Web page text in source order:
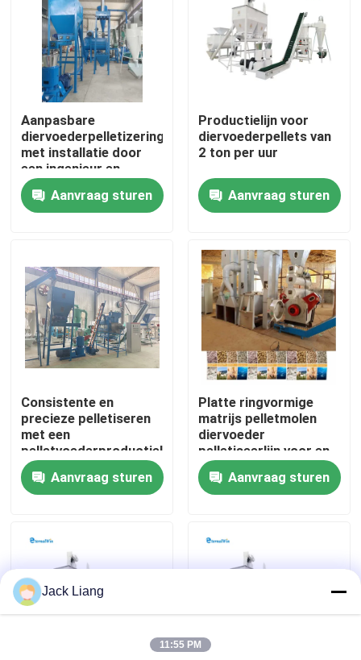
Thuis
VR-show
Over ons
Fabrieksreis
Kwaliteitscontrole
Contacteer ons
Vraag een offerte aan
De Machine van de korrelmolen
Aanpasbare
diervoederpelletizeringslijn
met installatie door
een ingenieur en
380V/50Hz/3fase
stroomvoorziening
Aanvraag sturen
Productielijn voor
diervoederpellets van
2 ton per uur
Aanvraag sturen
Consistente en
precieze pelletiseren
met een
pelletvoederproductielijn
met een capaciteit van
1-20t/uAanvraag sturen
Platte ringvormige
matrijs pelletmolen
diervoeder
pelletiseerlijn voor en
ingenieursgids
installatieAanvraag sturen
Jack Liang
11:55 PM